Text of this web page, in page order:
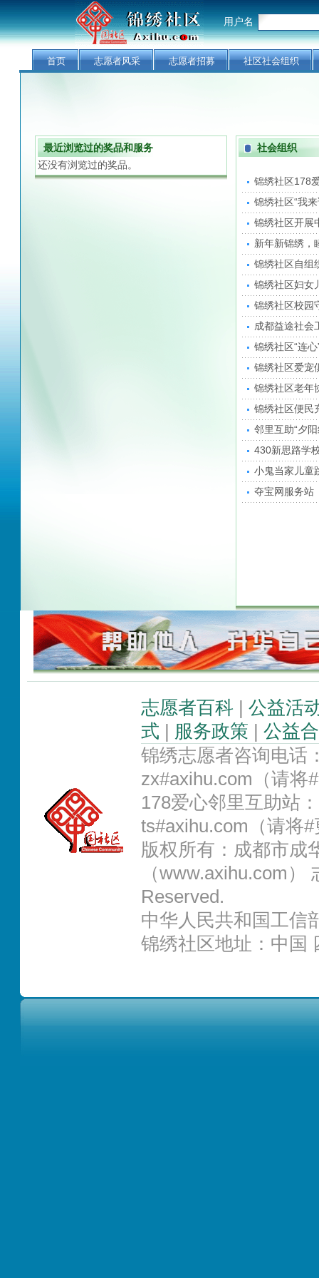
用户名
首页 志愿者风采 志愿者招募 社区社会组织
最近浏览过的奖品和服务
还没有浏览过的奖品。
社会组织
锦绣社区178
锦绣社区“我
锦绣社区开展
新年新锦绣，
锦绣社区自组
锦绣社区妇女
锦绣社区校园
成都益途社会
锦绣社区“连
锦绣社区爱宠
锦绣社区老年
锦绣社区便民
邻里互助“夕
430新思路学
小鬼当家儿童
夺宝网服务站
志愿者百科| 公益活
式
服务政策
公益
锦绣志愿者咨询电
zx#axihu.com（请将
178爱心邻里互助站
ts#axihu.com（请将
版权所有：成都市成
（www.axihu.com
Reserved.
中华人民共和国工信
锦绣社区地址：中国